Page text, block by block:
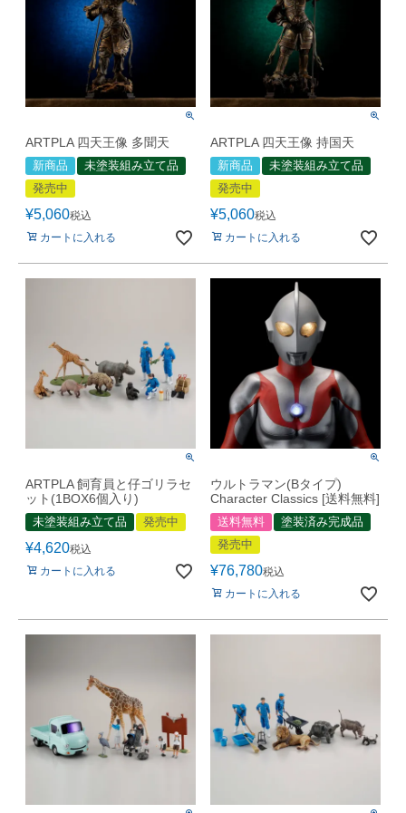
ARTPLA 四天王像 多聞天
新商品
未塗装組み立て品
発売中
¥5,060税込
カートに入れる
ARTPLA 四天王像 持国天
新商品
未塗装組み立て品
発売中
¥5,060税込
カートに入れる
ARTPLA 飼育員と仔ゴリラセ
ット(1BOX6個入り)
未塗装組み立て品 発売中
¥4,620税込
カートに入れる
ウルトラマン(Bタイプ)
Character Classics [送料無料]
送料無料
塗装済み完成品
発売中
¥76,780税込
カートに入れる